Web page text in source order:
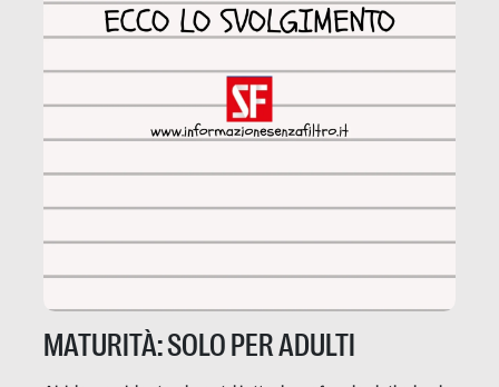
MATURITÀ: SOLO PER ADULTI